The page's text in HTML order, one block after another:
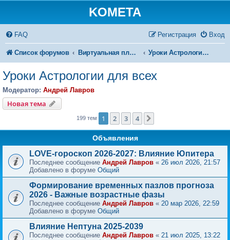
KOMETA
FAQ Вход
Регистрация
Список форумов Виртуальная площадка КОМЕТЫ Уроки Астрологии для всех
Уроки Астрологии для всех
Модератор: Андрей Лавров
Новая тема
199 тем 1 2 3 4
Объявления
LOVE-гороскоп 2026-2027: Влияние Юпитера
Последнее сообщение Андрей Лавров « 26 июл 2026, 21:57
Добавлено в форуме Общий
Формирование временных пазлов прогноза
2026 - Важные возрастные фазы
Последнее сообщение Андрей Лавров « 20 мар 2026, 22:59
Добавлено в форуме Общий
Влияние Нептуна 2025-2039
Последнее сообщение Андрей Лавров « 21 июл 2025, 13:22